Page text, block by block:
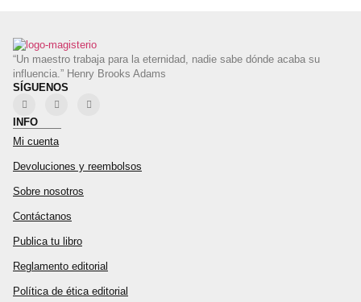
“Un maestro trabaja para la eternidad, nadie sabe dónde acaba su
influencia.” Henry Brooks Adams
SÍGUENOS
INFO
Mi cuenta
Devoluciones y reembolsos
Sobre nosotros
Contáctanos
Publica tu libro
Reglamento editorial
Política de ética editorial